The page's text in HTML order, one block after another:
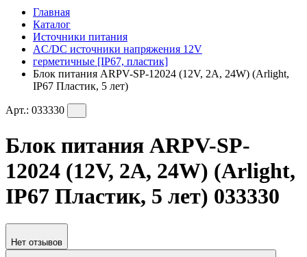
Главная
Каталог
Источники питания
AC/DC источники напряжения 12V
герметичные [IP67, пластик]
Блок питания ARPV-SP-12024 (12V, 2A, 24W) (Arlight,
IP67 Пластик, 5 лет)
Арт.: 033330
Блок питания ARPV-SP-
12024 (12V, 2A, 24W) (Arlight,
IP67 Пластик, 5 лет) 033330
Нет отзывов